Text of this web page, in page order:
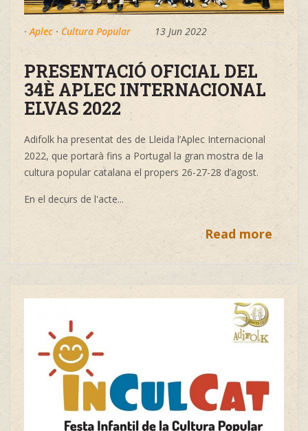
· Aplec · Cultura Popular 13 Jun 2022
PRESENTACIÓ OFICIAL DEL
34È APLEC INTERNACIONAL
ELVAS 2022
Adifolk ha presentat des de Lleida l’Aplec Internacional
2022, que portarà fins a Portugal la gran mostra de la
cultura popular catalana el propers 26-27-28 d’agost.
En el decurs de l'acte...
Read more